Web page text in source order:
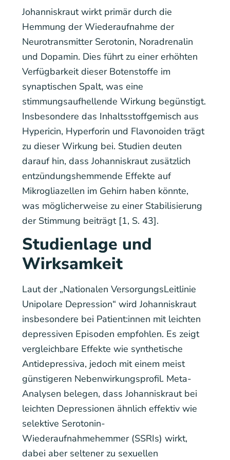
Johanniskraut wirkt primär durch die
Hemmung der Wiederaufnahme der
Neurotransmitter Serotonin, Noradrenalin
und Dopamin. Dies führt zu einer erhöhten
Verfügbarkeit dieser Botenstoffe im
synaptischen Spalt, was eine
stimmungsaufhellende Wirkung begünstigt.
Insbesondere das Inhaltsstoffgemisch aus
Hypericin, Hyperforin und Flavonoiden trägt
zu dieser Wirkung bei. Studien deuten
darauf hin, dass Johanniskraut zusätzlich
entzündungshemmende Effekte auf
Mikrogliazellen im Gehirn haben könnte,
was möglicherweise zu einer Stabilisierung
der Stimmung beiträgt [1, S. 43].
Studienlage und
Wirksamkeit
Laut der „Nationalen VersorgungsLeitlinie
Unipolare Depression“ wird Johanniskraut
insbesondere bei Patient:innen mit leichten
depressiven Episoden empfohlen. Es zeigt
vergleichbare Effekte wie synthetische
Antidepressiva, jedoch mit einem meist
günstigeren Nebenwirkungsprofil. Meta-
Analysen belegen, dass Johanniskraut bei
leichten Depressionen ähnlich effektiv wie
selektive Serotonin-
Wiederaufnahmehemmer (SSRIs) wirkt,
dabei aber seltener zu sexuellen